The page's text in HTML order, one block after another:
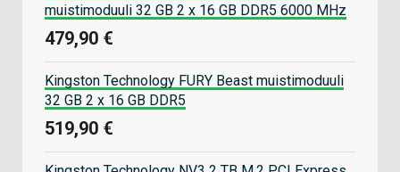
muistimoduuli 32 GB 2 x 16 GB DDR5 6000 MHz
479,90 €
Kingston Technology FURY Beast muistimoduuli
32 GB 2 x 16 GB DDR5
519,90 €